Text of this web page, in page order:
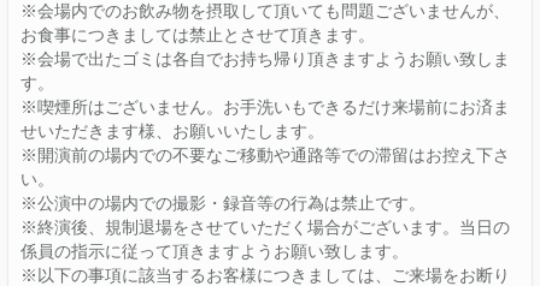
※会場内でのお飲み物を摂取して頂いても問題ございませんが、
お食事につきましては禁止とさせて頂きます。
※会場で出たゴミは各自でお持ち帰り頂きますようお願い致しま
す。
※喫煙所はございません。お手洗いもできるだけ来場前にお済ま
せいただきます様、お願いいたします。
※開演前の場内での不要なご移動や通路等での滞留はお控え下さ
い。
※公演中の場内での撮影・録音等の行為は禁止です。
※終演後、規制退場をさせていただく場合がございます。当日の
係員の指示に従って頂きますようお願い致します。
※以下の事項に該当するお客様につきましては、ご来場をお断り